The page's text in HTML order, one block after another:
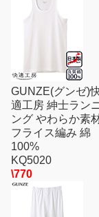
GUNZE(グンゼ)
適工房 紳士ラン
ング やわらか素
フライス編み 綿
100%
KQ5020
\770